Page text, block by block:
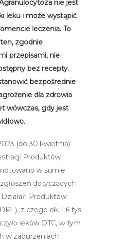
nie jest
leku i może wystąpić
leczenia. To
zgodnie
przepisami, nie
bez recepty.
bezpośrednie
dla zdrowia
wówczas, gdy jest
(do 30 kwietnia)
Produktów
w sumie
dotyczących
Produktów
z czego ok. 1,6 tys.
leków OTC, w tym
w zaburzeniach